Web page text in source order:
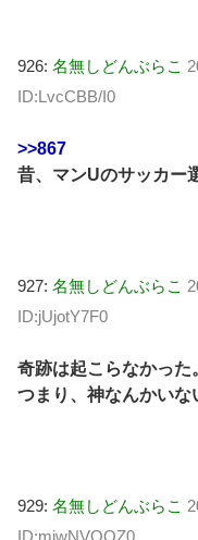
926: 名無しどんぶらこ
ID:LvcCBB/I0
>>867
昔、マンUのサッカー
927: 名無しどんぶらこ
ID:jUjotY7F0
奇跡は起こらなかった
つまり、神なんかいな
929: 名無しどんぶらこ
ID:mjwNVOQZ0